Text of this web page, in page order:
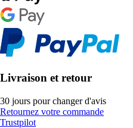
Livraison et retour
30 jours pour changer d'avis
Retournez votre commande
Trustpilot